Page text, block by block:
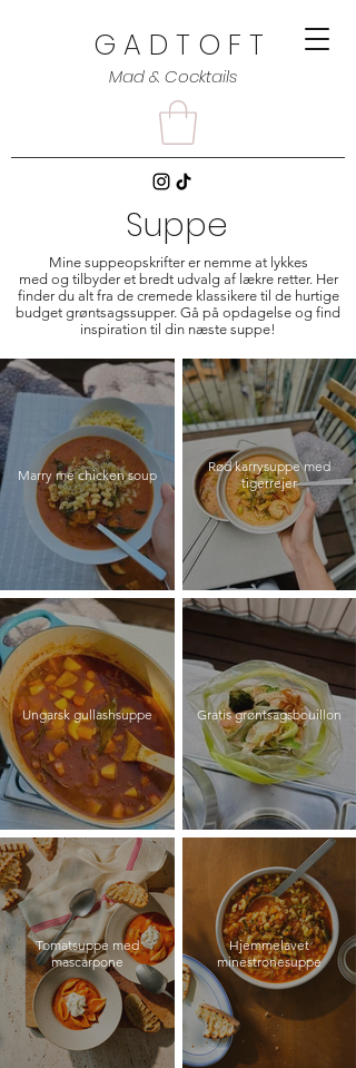
G A D T O F T
Mad & Cocktails
Suppe
Mine suppeopskrifter er nemme at lykkes
med og tilbyder et bredt udvalg af lækre retter. Her
finder du alt fra de cremede klassikere til de hurtige
budget grøntsagssupper. Gå på opdagelse og find
inspiration til din næste suppe!
Marry me chicken soup
Rød karrysuppe med
tigerrejer
Ungarsk gullashsuppe Gratis grøntsagsbouillon
Tomatsuppe med
mascarpone
Hjemmelavet
minestronesuppe